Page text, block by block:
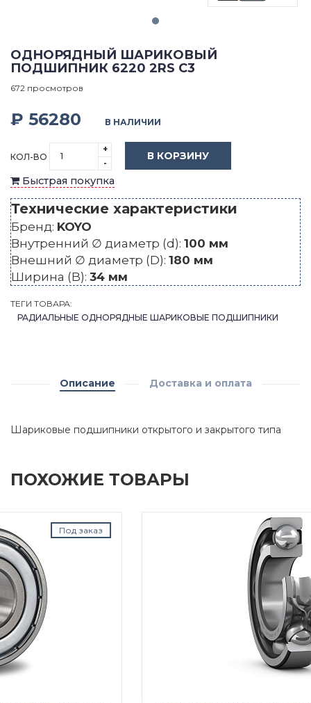
ОДНОРЯДНЫЙ ШАРИКОВЫЙ
ПОДШИПНИК 6220 2RS C3
672 просмотров
₽ 56280 В НАЛИЧИИ
КОЛ-ВО
+
-
В КОРЗИНУ
Быстрая покупка
Технические характеристики
Бренд: KOYO
Внутренний ∅ диаметр (d): 100 мм
Внешний ∅ диаметр (D): 180 мм
Ширина (B): 34 мм
ТЕГИ ТОВАРА:
РАДИАЛЬНЫЕ ОДНОРЯДНЫЕ ШАРИКОВЫЕ ПОДШИПНИКИ
Описание Доставка и оплата
Шариковые подшипники открытого и закрытого типа
ПОХОЖИЕ ТОВАРЫ
Под заказ